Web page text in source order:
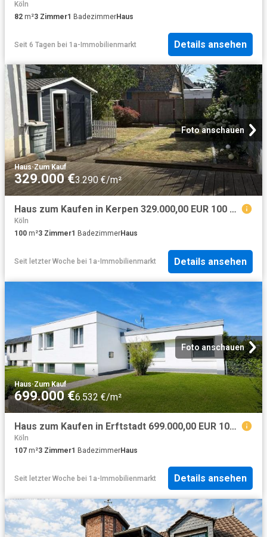
Köln
82 m²3 Zimmer1 BadezimmerHaus
Seit 6 Tagen bei 1a-Immobilienmarkt Details ansehen
Foto anschauen
Haus·Zum Kauf
329.000 €3.290 €/m²
Haus zum Kaufen in Kerpen 329.000,00 EUR 100 m²
Köln
100 m²3 Zimmer1 BadezimmerHaus
Seit letzter Woche bei 1a-Immobilienmarkt Details ansehen
Foto anschauen
Haus·Zum Kauf
699.000 €6.532 €/m²
Haus zum Kaufen in Erftstadt 699.000,00 EUR 107 m²
Köln
107 m²3 Zimmer1 BadezimmerHaus
Seit letzter Woche bei 1a-Immobilienmarkt Details ansehen